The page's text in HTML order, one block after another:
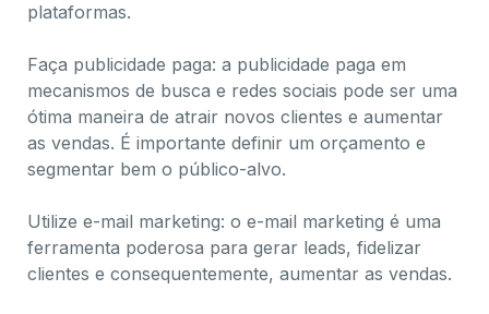
plataformas.
Faça publicidade paga: a publicidade paga em
mecanismos de busca e redes sociais pode ser uma
ótima maneira de atrair novos clientes e aumentar
as vendas. É importante definir um orçamento e
segmentar bem o público-alvo.
Utilize e-mail marketing: o e-mail marketing é uma
ferramenta poderosa para gerar leads, fidelizar
clientes e consequentemente, aumentar as vendas.